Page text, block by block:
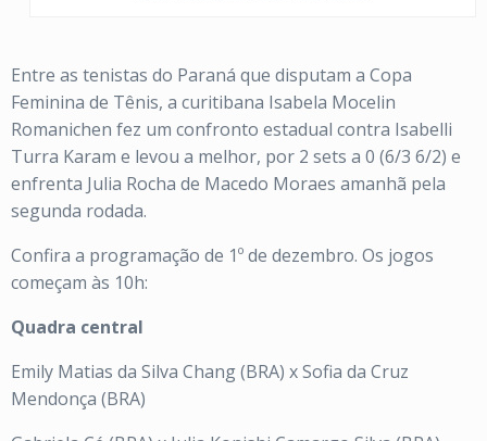
Entre as tenistas do Paraná que disputam a Copa
Feminina de Tênis, a curitibana Isabela Mocelin
Romanichen fez um confronto estadual contra Isabelli
Turra Karam e levou a melhor, por 2 sets a 0 (6/3 6/2) e
enfrenta Julia Rocha de Macedo Moraes amanhã pela
segunda rodada.
Confira a programação de 1º de dezembro. Os jogos
começam às 10h:
Quadra central
Emily Matias da Silva Chang (BRA) x Sofia da Cruz
Mendonça (BRA)